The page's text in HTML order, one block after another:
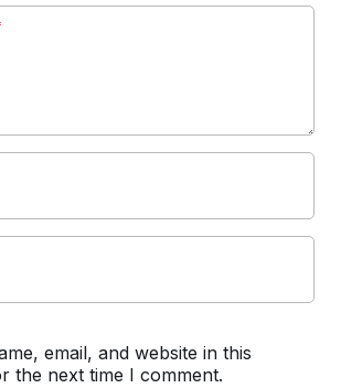
email, and website in this
the next time I comment.